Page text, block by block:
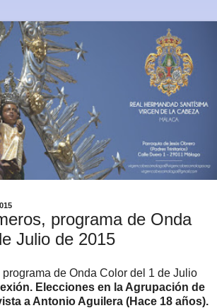
programa de Onda
Julio de 2015
programa de Onda Color del 1 de Julio
Elecciones en la Agrupación de
a Antonio Aguilera (Hace 18 años).